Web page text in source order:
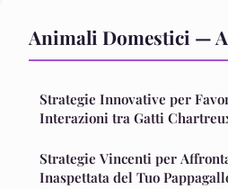
Animali Domestici —
Strategie Innovative per
Interazioni tra Gatti
Strategie Vincenti per
Inaspettata del Tuo